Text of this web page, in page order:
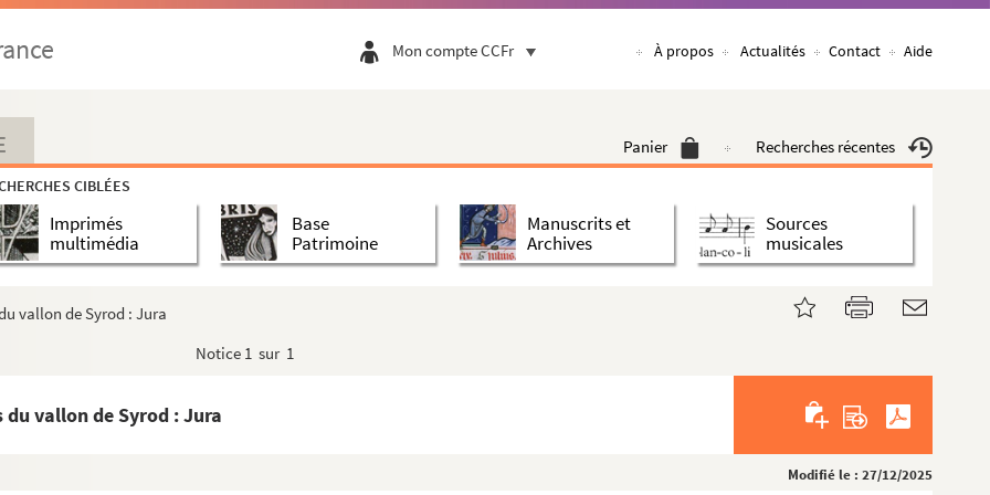
Mon compte CCFr À propos Actualités Contact Aide
Panier Recherches récentes
CIBLÉES
Imprimés
multimédia
Base
Patrimoine
Manuscrits et
Archives
Sources
musicales
vallon de Syrod : Jura
Notice 1 sur 1
du vallon de Syrod : Jura
Modifié le : 27/12/2025
Saône
Franche-Comté